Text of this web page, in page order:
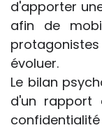
d'apporter
afin de
évoluer.
Le bilan
d'un rapport